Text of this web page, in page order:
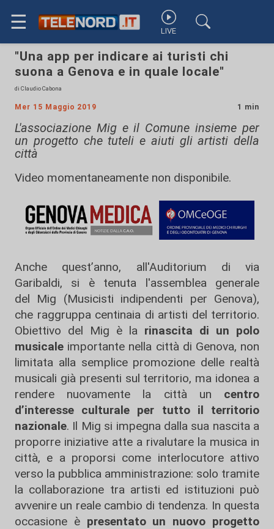
☰ LIVE
"Una app per indicare ai turisti chi
suona a Genova e in quale locale"
di Claudio Cabona
Mer 15 Maggio 2019 1 min
L'associazione Mig e il Comune insieme per
un progetto che tuteli e aiuti gli artisti della
città
Video momentaneamente non disponibile.
Anche quest’anno, all'Auditorium di via
Garibaldi, si è tenuta l'assemblea generale
del Mig (Musicisti indipendenti per Genova),
che raggruppa centinaia di artisti del territorio.
Obiettivo del Mig è la rinascita di un polo
musicale importante nella città di Genova, non
limitata alla semplice promozione delle realtà
musicali già presenti sul territorio, ma idonea a
rendere nuovamente la città un centro
d’interesse culturale per tutto il territorio
nazionale. Il Mig si impegna dalla sua nascita a
proporre iniziative atte a rivalutare la musica in
città, e a proporsi come interlocutore attivo
verso la pubblica amministrazione: solo tramite
la collaborazione tra artisti ed istituzioni può
avvenire un reale cambio di tendenza. In questa
occasione è presentato un nuovo progetto